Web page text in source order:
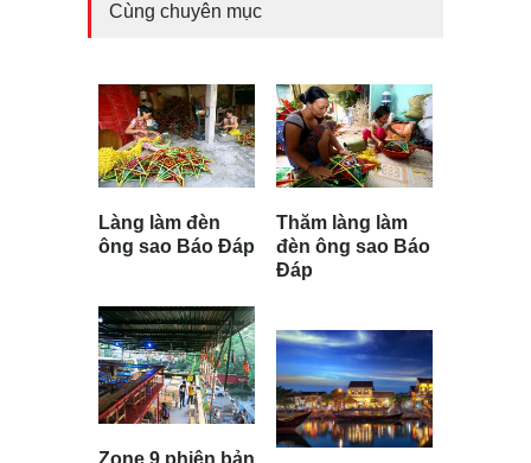
Cùng chuyên mục
Làng làm đèn
ông sao Báo Đáp
Thăm làng làm
đèn ông sao Báo
Đáp